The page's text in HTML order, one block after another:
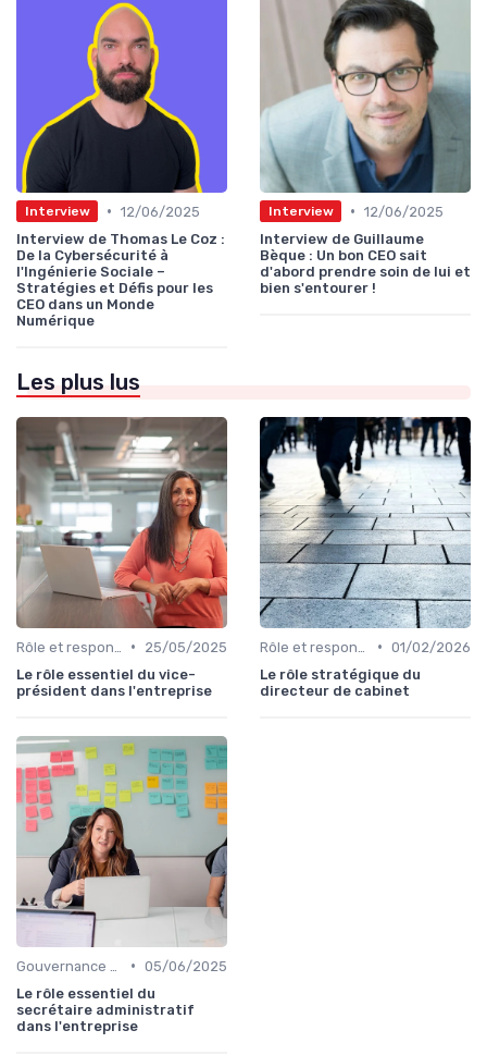
Interview • 12/06/2025
Interview de Thomas Le Coz :
De la Cybersécurité à
l'Ingénierie Sociale –
Stratégies et Défis pour les
CEO dans un Monde
Numérique
Interview • 12/06/2025
Interview de Guillaume
Bèque : Un bon CEO sait
d'abord prendre soin de lui et
bien s'entourer !
Les plus lus
•
25/05/2025
Le rôle essentiel du vice-
président dans l'entreprise
• 01/02/2026
Le rôle stratégique du
directeur de cabinet
• 05/06/2025
Le rôle essentiel du
secrétaire administratif
dans l'entreprise